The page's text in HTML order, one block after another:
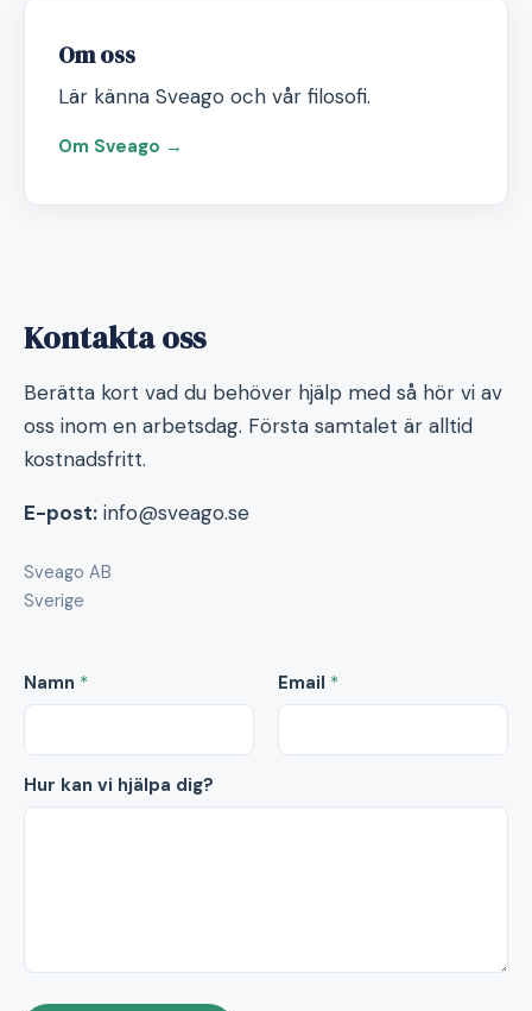
Om oss
Lär känna Sveago och vår filosofi.
Om Sveago →
Kontakta oss
Berätta kort vad du behöver hjälp med så hör vi av
oss inom en arbetsdag. Första samtalet är alltid
kostnadsfritt.
E-post: info@sveago.se
Sveago AB
Sverige
Namn * Email *
Hur kan vi hjälpa dig?